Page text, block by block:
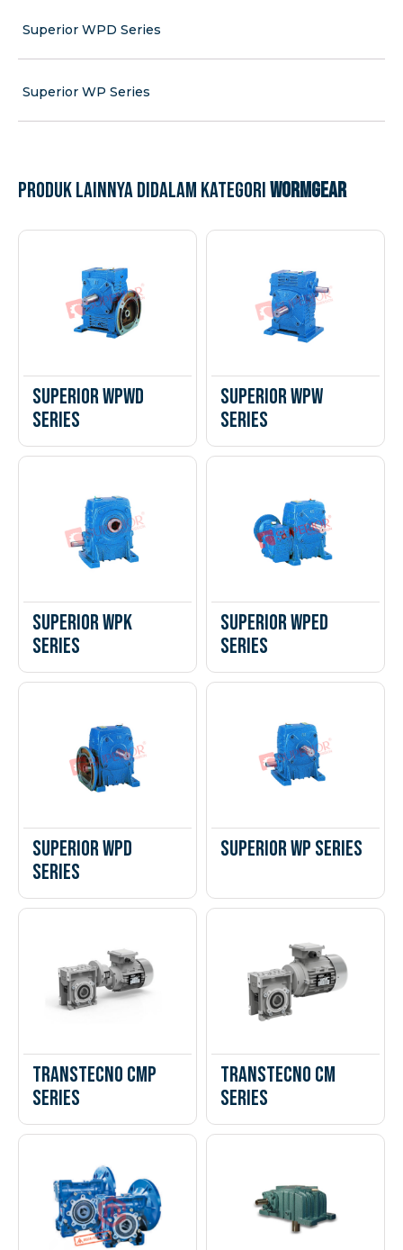
Superior WPD Series
Superior WP Series
Produk lainnya didalam kategoriWormgear
Superior WPWD
Series
Superior WPW
Series
Superior WPK
Series
Superior WPED
Series
Superior WPD
Series
Superior WP Series
Transtecno CMP
Series
Transtecno CM
Series